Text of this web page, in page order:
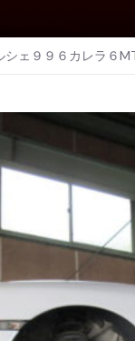
シェ９９６カレラ６